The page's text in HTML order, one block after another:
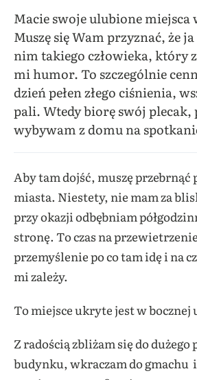
Macie swoje ulubione miejsca
Muszę się Wam przyznać, że
nim takiego człowieka, który
mi humor. To szczególnie
dzień pełen złego ciśnienia,
pali. Wtedy biorę swój plecak,
wybywam z domu na
Aby tam dojść, muszę przebrnąć
miasta. Niestety, nie mam za
przy okazji odbębniam
stronę. To czas na
przemyślenie po co tam idę i na
mi zależy.
To miejsce ukryte jest w bocznej
Z radością zbliżam się do
budynku, wkraczam do gmachu